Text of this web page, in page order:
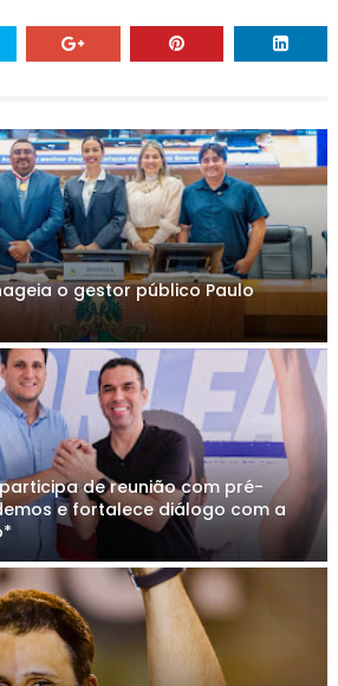
o gestor público Paulo
de reunião com pré-
e fortalece diálogo com a